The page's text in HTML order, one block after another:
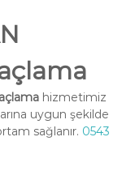
hizmetimiz
uygun şekilde
sağlanır. 0543